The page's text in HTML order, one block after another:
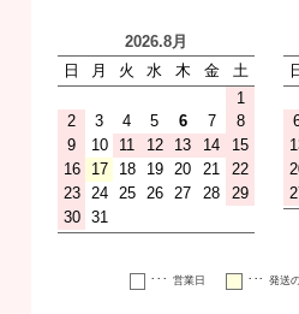
･･･ 営業日 ･･･ 発送